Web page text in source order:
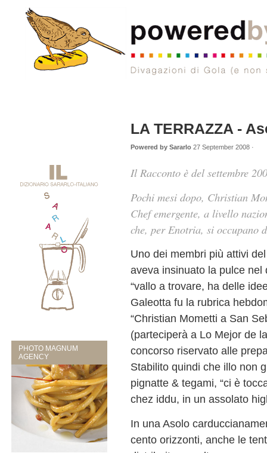
PHOTO MAGNUM
AGENCY
LA TERRAZZA -
Powered by Sararlo 27 September 2008 ·
Il Racconto è del settembre
Pochi mesi dopo, Christian
Chef emergente, a livello
che, per Enotria, si occupano
Uno dei membri più attivi
aveva insinuato la pulce
“vallo a trovare, ha delle
Galeotta fu la rubrica
“Christian Mometti a San
(parteciperà a Lo Mejor de
concorso riservato alle
Stabilito quindi che illo non
pignatte & tegami, “ci è
chez iddu, in un assolato
In una Asolo
cento orizzonti, anche le